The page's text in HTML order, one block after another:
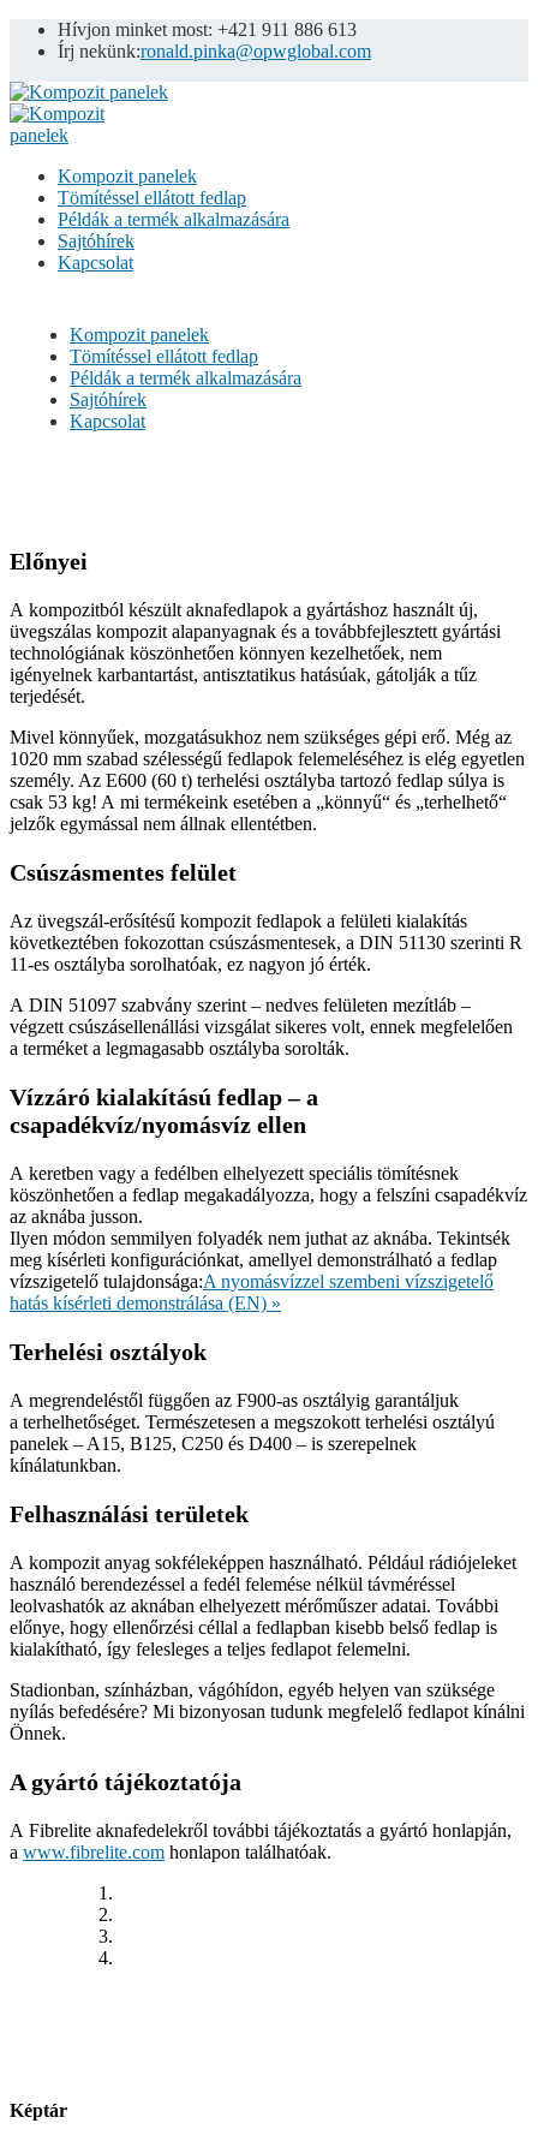
Hívjon minket most: +421 911 886 613
Írj nekünk:ronald.pinka@opwglobal.com
Kompozit panelek
Tömítéssel ellátott fedlap
Példák a termék alkalmazására
Sajtóhírek
Kapcsolat
Kompozit panelek
Tömítéssel ellátott fedlap
Példák a termék alkalmazására
Sajtóhírek
Kapcsolat
Előnyei
A kompozitból készült aknafedlapok a gyártáshoz használt új,
üvegszálas kompozit alapanyagnak és a továbbfejlesztett gyártási
technológiának köszönhetően könnyen kezelhetőek, nem
igényelnek karbantartást, antisztatikus hatásúak, gátolják a tűz
terjedését.
Mivel könnyűek, mozgatásukhoz nem szükséges gépi erő. Még az
1020 mm szabad szélességű fedlapok felemeléséhez is elég egyetlen
személy. Az E600 (60 t) terhelési osztályba tartozó fedlap súlya is
csak 53 kg! A mi termékeink esetében a „könnyű“ és „terhelhető“
jelzők egymással nem állnak ellentétben.
Csúszásmentes felület
Az üvegszál-erősítésű kompozit fedlapok a felületi kialakítás
következtében fokozottan csúszásmentesek, a DIN 51130 szerinti R
11-es osztályba sorolhatóak, ez nagyon jó érték.
A DIN 51097 szabvány szerint – nedves felületen mezítláb –
végzett csúszásellenállási vizsgálat sikeres volt, ennek megfelelően
a terméket a legmagasabb osztályba sorolták.
Vízzáró kialakítású fedlap – a
csapadékvíz/nyomásvíz ellen
A keretben vagy a fedélben elhelyezett speciális tömítésnek
köszönhetően a fedlap megakadályozza, hogy a felszíni csapadékvíz
az aknába jusson.
Ilyen módon semmilyen folyadék nem juthat az aknába. Tekintsék
meg kísérleti konfigurációnkat, amellyel demonstrálható a fedlap
vízszigetelő tulajdonsága:A nyomásvízzel szembeni vízszigetelő
hatás kísérleti demonstrálása (EN) »
Terhelési osztályok
A megrendeléstől függően az F900-as osztályig garantáljuk
a terhelhetőséget. Természetesen a megszokott terhelési osztályú
panelek – A15, B125, C250 és D400 – is szerepelnek
kínálatunkban.
Felhasználási területek
A kompozit anyag sokféleképpen használható. Például rádiójeleket
használó berendezéssel a fedél felemése nélkül távméréssel
leolvashatók az aknában elhelyezett mérőműszer adatai. További
előnye, hogy ellenőrzési céllal a fedlapban kisebb belső fedlap is
kialakítható, így felesleges a teljes fedlapot felemelni.
Stadionban, színházban, vágóhídon, egyéb helyen van szüksége
nyílás befedésére? Mi bizonyosan tudunk megfelelő fedlapot kínálni
Önnek.
A gyártó tájékoztatója
A Fibrelite aknafedelekről további tájékoztatás a gyártó honlapján,
a www.fibrelite.com honlapon találhatóak.
Képtár